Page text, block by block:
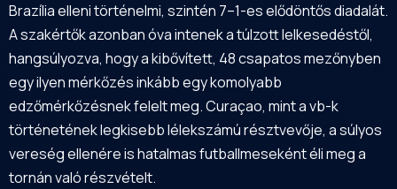
Brazília elleni történelmi, szintén 7–1-es elődöntős diadalát.
A szakértők azonban óva intenek a túlzott lelkesedéstől,
hangsúlyozva, hogy a kibővített, 48 csapatos mezőnyben
egy ilyen mérkőzés inkább egy komolyabb
edzőmérkőzésnek felelt meg. Curaçao, mint a vb-k
történetének legkisebb lélekszámú résztvevője, a súlyos
vereség ellenére is hatalmas futballmeseként éli meg a
tornán való részvételt.